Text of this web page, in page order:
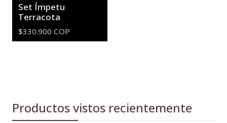
Set Ímpetu
Terracota
$330.900 COP
Productos vistos recientemente